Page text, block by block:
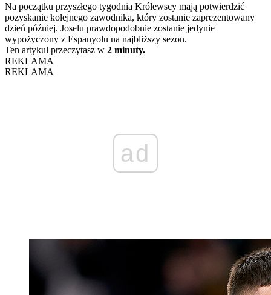
Na początku przyszłego tygodnia Królewscy mają potwierdzić
pozyskanie kolejnego zawodnika, który zostanie zaprezentowany
dzień później. Joselu prawdopodobnie zostanie jedynie
wypożyczony z Espanyolu na najbliższy sezon.
Ten artykuł przeczytasz w 2 minuty.
REKLAMA
REKLAMA
ad